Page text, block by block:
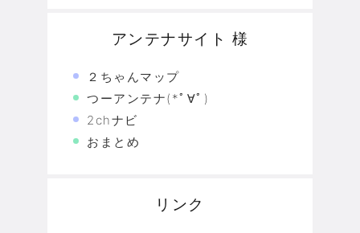
アンテナサイト 様
２ちゃんマップ
つーアンテナ(*ﾟ∀ﾟ)
2chナビ
おまとめ
リンク